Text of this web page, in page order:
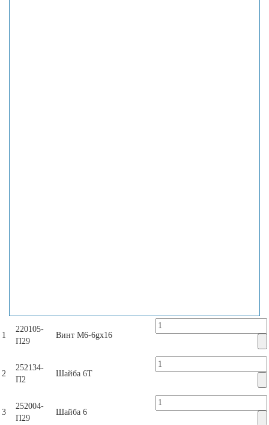
1
220105-
П29
Винт М6-6gx16
2
252134-
П2
Шайба 6Т
3
252004-
П29
Шайба 6